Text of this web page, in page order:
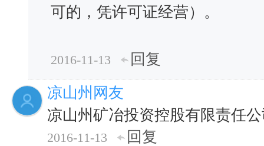
可的，凭许可证经营）。
2016-11-13
回复
凉山州网友
凉山州矿冶投资控股有限责任
2016-11-13
回复